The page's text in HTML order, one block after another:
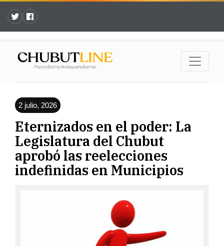
2 julio, 2026
Eternizados en el poder: La
Legislatura del Chubut
aprobó las reelecciones
indefinidas en Municipios